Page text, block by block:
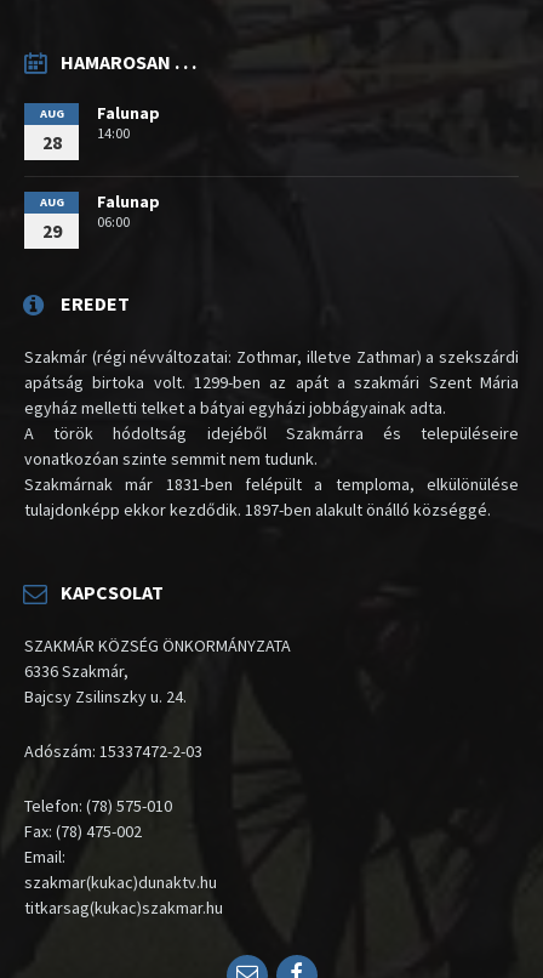
HAMAROSAN . . .
AUG
28
Falunap
14:00
AUG
29
Falunap
06:00
EREDET
Szakmár (régi névváltozatai: Zothmar, illetve Zathmar) a szekszárdi
apátság birtoka volt. 1299-ben az apát a szakmári Szent Mária
egyház melletti telket a bátyai egyházi jobbágyainak adta.
A török hódoltság idejéből Szakmárra és településeire
vonatkozóan szinte semmit nem tudunk.
Szakmárnak már 1831-ben felépült a temploma, elkülönülése
tulajdonképp ekkor kezdődik. 1897-ben alakult önálló községgé.
KAPCSOLAT
SZAKMÁR KÖZSÉG ÖNKORMÁNYZATA
6336 Szakmár,
Bajcsy Zsilinszky u. 24.
Adószám: 15337472-2-03
Telefon: (78) 575-010
Fax: (78) 475-002
Email:
szakmar(kukac)dunaktv.hu
titkarsag(kukac)szakmar.hu
EmailFacebook